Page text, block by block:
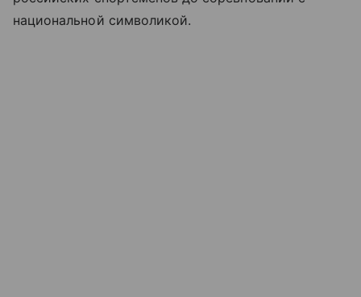
национальной символикой.